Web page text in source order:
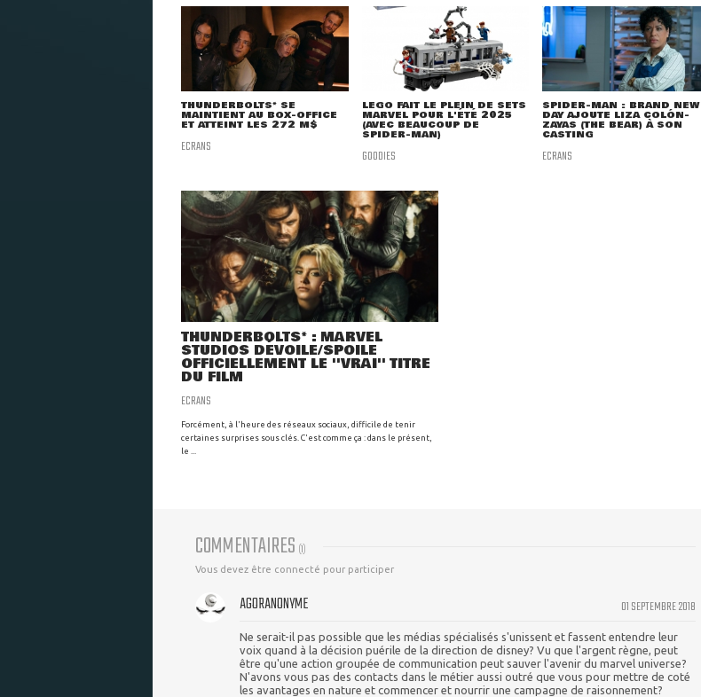
THUNDERBOLTS* SE
MAINTIENT AU BOX-OFFICE
ET ATTEINT LES 272 M$
ECRANS
LEGO FAIT LE PLEIN DE SETS
MARVEL POUR L'ÉTÉ 2025
(AVEC BEAUCOUP DE
SPIDER-MAN)
GOODIES
SPIDER-MAN : BRAND NEW
DAY AJOUTE LIZA COLÓN-
ZAYAS (THE BEAR) À SON
CASTING
ECRANS
THUNDERBOLTS* : MARVEL
STUDIOS DÉVOILE/SPOILE
OFFICIELLEMENT LE ''VRAI'' TITRE
DU FILM
ECRANS
Forcément, à l'heure des réseaux sociaux, difficile de tenir
certaines surprises sous clés. C'est comme ça : dans le présent,
le ...
COMMENTAIRES (1)
Vous devez être connecté pour participer
01 SEPTEMBRE 2018
AGORANONYME
Ne serait-il pas possible que les médias spécialisés s'unissent et fassent entendre leur
voix quand à la décision puérile de la direction de disney? Vu que l'argent règne, peut
être qu'une action groupée de communication peut sauver l'avenir du marvel universe?
N'avons vous pas des contacts dans le métier aussi outré que vous pour mettre de coté
les avantages en nature et commencer et nourrir une campagne de raisonnement?